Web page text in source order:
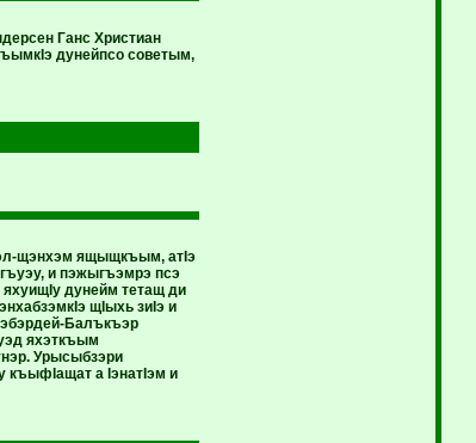
Ганс Христиан
дунейпсо советым,
щэнхэм ящыщкъым, атIэ
и пэжыгъэмрэ псэ
дунейм тетащ ди
щIыхь зиIэ и
Балъкъэр
яхэткъым
Урысыбзэри
къыфIащат а IэнатIэм и